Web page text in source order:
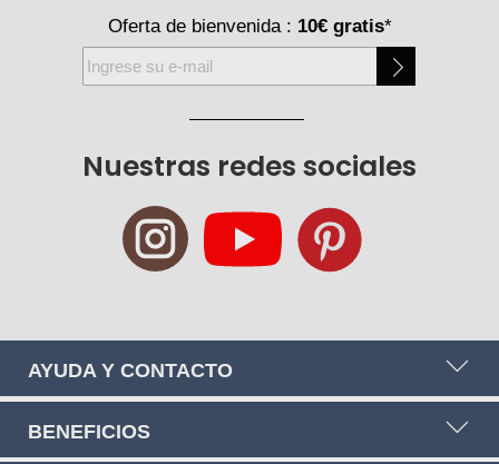
Nuestras redes sociales
Oferta de bienvenida : 10€ gratis*
Inscríbase
a
de
AYUDA Y CONTACTO
BENEFICIOS